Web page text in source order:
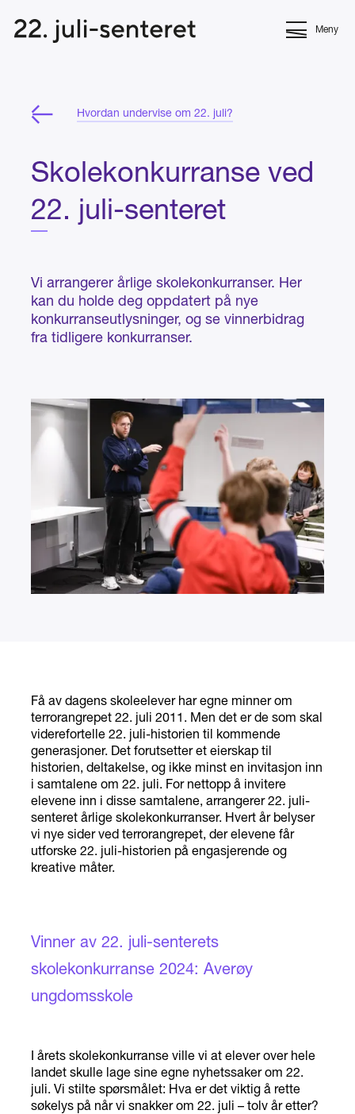
Meny
Hvordan undervise om 22. juli?
Skolekonkurranse ved
22. juli-senteret
Vi arrangerer årlige skolekonkurranser. Her
kan du holde deg oppdatert på nye
konkurranseutlysninger, og se vinnerbidrag
fra tidligere konkurranser.
Få av dagens skoleelever har egne minner om
terrorangrepet 22. juli 2011. Men det er de som skal
viderefortelle 22. juli-historien til kommende
generasjoner. Det forutsetter et eierskap til
historien, deltakelse, og ikke minst en invitasjon inn
i samtalene om 22. juli. For nettopp å invitere
elevene inn i disse samtalene, arrangerer 22. juli-
senteret årlige skolekonkurranser. Hvert år belyser
vi nye sider ved terrorangrepet, der elevene får
utforske 22. juli-historien på engasjerende og
kreative måter.
Vinner av 22. juli-senterets
skolekonkurranse 2024: Averøy
ungdomsskole
I årets skolekonkurranse ville vi at elever over hele
landet skulle lage sine egne nyhetssaker om 22.
juli. Vi stilte spørsmålet: Hva er det viktig å rette
søkelys på når vi snakker om 22. juli – tolv år etter?